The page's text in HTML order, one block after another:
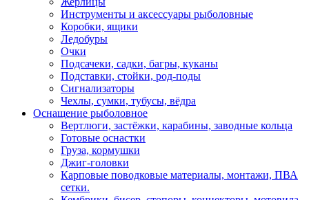
Инструменты и аксессуары рыболовные
Коробки, ящики
Ледобуры
Очки
Подсачеки, садки, багры, куканы
Подставки, стойки, род-поды
Сигнализаторы
Чехлы, сумки, тубусы, вёдра
Оснащение рыболовное
Вертлюги, застёжки, карабины, заводные кольца
Готовые оснастки
Груза, кормушки
Джиг-головки
Карповые поводковые материалы, монтажи, ПВА
сетки.